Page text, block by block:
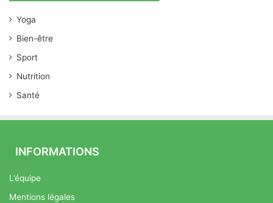
Yoga
Bien-être
Sport
Nutrition
Santé
INFORMATIONS
L’équipe
Mentions légales